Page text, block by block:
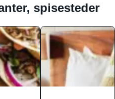
spisesteder